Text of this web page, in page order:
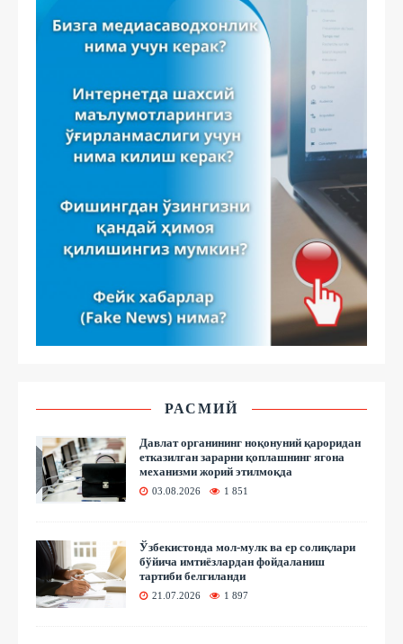
РАСМИЙ
Давлат органининг ноқонуний қароридан
етказилган зарарни қоплашнинг ягона
механизми жорий этилмоқда
03.08.2026 1 851
Ўзбекистонда мол-мулк ва ер солиқлари
бўйича имтиёзлардан фойдаланиш
тартиби белгиланди
21.07.2026 1 897